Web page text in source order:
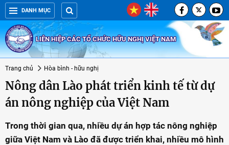
DANH MỤC
LIÊN HIỆP CÁC TỔ CHỨC HỮU NGHỊ VIỆT NAM
Trang chủ Hòa bình - hữu nghị
Nông dân Lào phát triển kinh tế từ dự
án nông nghiệp của Việt Nam
Trong thời gian qua, nhiều dự án hợp tác nông nghiệp
giữa Việt Nam và Lào đã được triển khai, nhiều mô hình